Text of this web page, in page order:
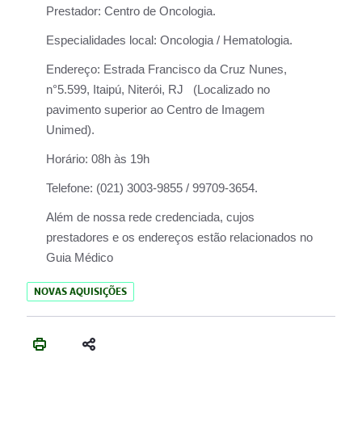
Prestador: Centro de Oncologia.
Especialidades local: Oncologia / Hematologia.
Endereço: Estrada Francisco da Cruz Nunes,
n°5.599, Itaipú, Niterói, RJ (Localizado no
pavimento superior ao Centro de Imagem
Unimed).
Horário: 08h às 19h
Telefone: (021) 3003-9855 / 99709-3654.
Além de nossa rede credenciada, cujos
prestadores e os endereços estão relacionados no
Guia Médico
NOVAS AQUISIÇÕES